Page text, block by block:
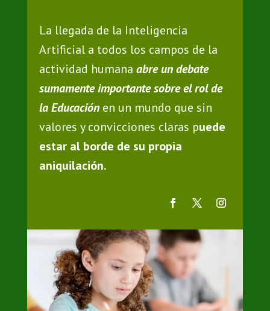
La llegada de la Inteligencia
Artificial a todos los campos de la
actividad humana abre un debate
sumamente importante sobre el rol de
la Educación en un mundo que sin
valores y convicciones claras puede
estar al borde de su propia
aniquilación.